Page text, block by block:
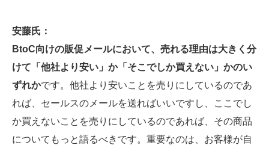
安藤氏：
BtoC向けの販促メールにおいて、売れる理由は大きく分
けて「他社より安い」か「そこでしか買えない」かのい
ずれかです。他社より安いことを売りにしているのであ
れば、セールスのメールを送ればいいですし、ここでし
か買えないことを売りにしているのであれば、その商品
についてもっと語るべきです。重要なのは、お客様が自